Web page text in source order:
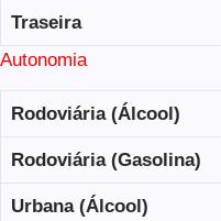
Traseira
Autonomia
Rodoviária (Álcool)
Rodoviária (Gasolina)
Urbana (Álcool)